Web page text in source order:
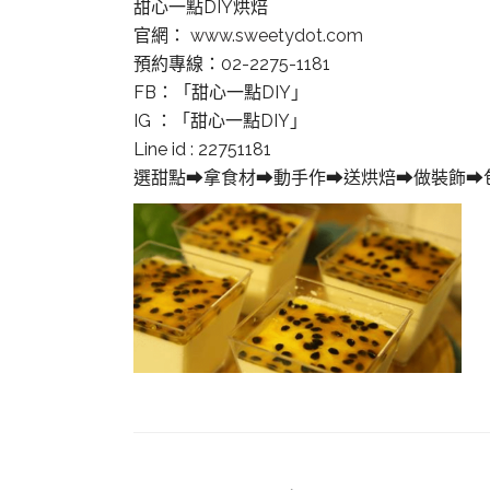
甜心一點DIY烘焙
官網： www.sweetydot.com
預約專線：02-2275-1181
FB：「甜心一點DIY」
IG ：「甜心一點DIY」
Line id : 22751181
選甜點➡拿食材➡動手作➡送烘焙➡做裝飾➡